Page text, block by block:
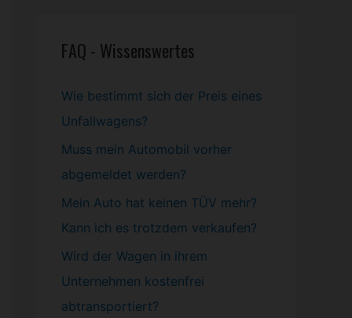
FAQ - Wissenswertes
Wie bestimmt sich der Preis eines
Unfallwagens?
Muss mein Automobil vorher
abgemeldet werden?
Mein Auto hat keinen TÜV mehr?
Kann ich es trotzdem verkaufen?
Wird der Wagen in ihrem
Unternehmen kostenfrei
abtransportiert?